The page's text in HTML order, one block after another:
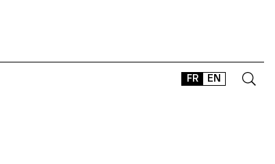
FR EN